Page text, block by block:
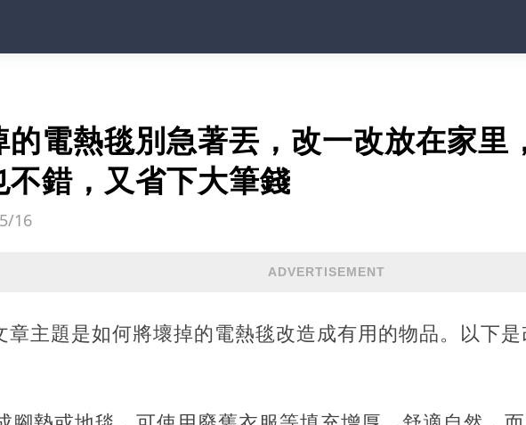
的電熱毯別急著丟，改一改放在家里
不錯，又省下大筆錢
16
ADVERTISEMENT
章主題是如何將壞掉的電熱毯改造成有用的物品。以下